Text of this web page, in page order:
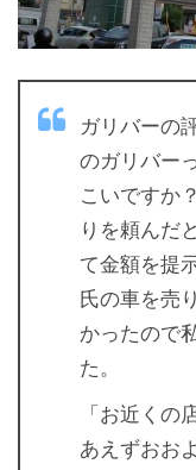
ガリバーの
のガリバー
こいですか
りを頼んだ
て金額を提
氏の車を売
かったので
た。
「お近くの
あえずおお